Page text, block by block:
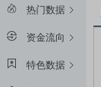
热门数据
资金流向
特色数据